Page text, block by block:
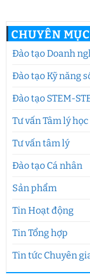
CHUYÊN MỤC
Đào tạo Doanh
Đào tạo Kỹ năng
Đào tạo STEM-
Tư vấn Tâm lý
Tư vấn tâm lý
Đào tạo Cá nhân
Sản phẩm
Tin Hoạt động
Tin Tổng hợp
Tin tức Chuyên